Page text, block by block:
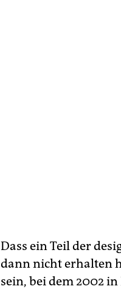
Dass ein Teil der
dann nicht erhalten
sein, bei dem 2002